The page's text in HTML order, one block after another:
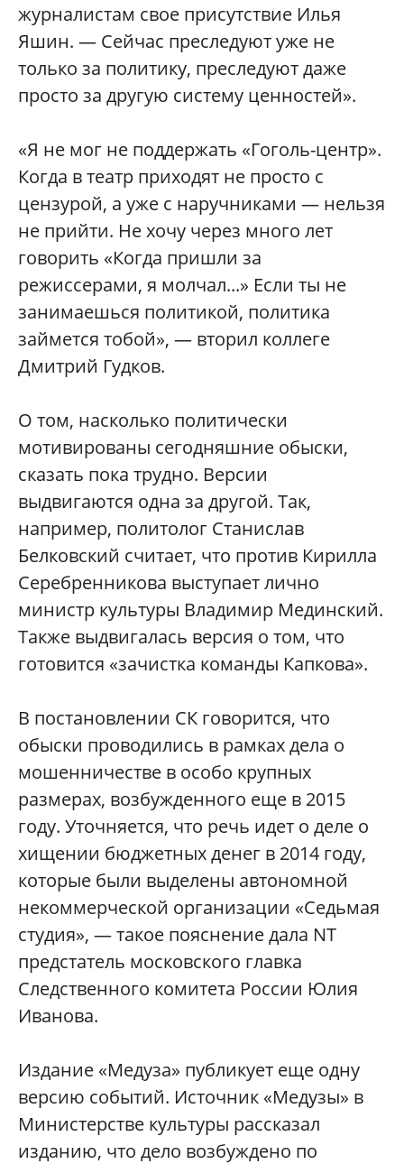
журналистам свое присутствие Илья
Яшин. — Сейчас преследуют уже не
только за политику, преследуют даже
просто за другую систему ценностей».
«Я не мог не поддержать «Гоголь-центр».
Когда в театр приходят не просто с
цензурой, а уже с наручниками — нельзя
не прийти. Не хочу через много лет
говорить «Когда пришли за
режиссерами, я молчал...» Если ты не
занимаешься политикой, политика
займется тобой», — вторил коллеге
Дмитрий Гудков.
О том, насколько политически
мотивированы сегодняшние обыски,
сказать пока трудно. Версии
выдвигаются одна за другой. Так,
например, политолог Станислав
Белковский считает, что против Кирилла
Серебренникова выступает лично
министр культуры Владимир Мединский.
Также выдвигалась версия о том, что
готовится «зачистка команды Капкова».
В постановлении СК говорится, что
обыски проводились в рамках дела о
мошенничестве в особо крупных
размерах, возбужденного еще в 2015
году. Уточняется, что речь идет о деле о
хищении бюджетных денег в 2014 году,
которые были выделены автономной
некоммерческой организации «Седьмая
студия», — такое пояснение дала NT
предстатель московского главка
Следственного комитета России Юлия
Иванова.
Издание «Медуза» публикует еще одну
версию событий. Источник «Медузы» в
Министерстве культуры рассказал
изданию, что дело возбуждено по